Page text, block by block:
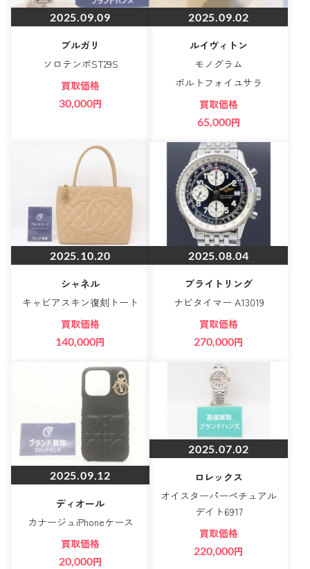
2025.09.09
ブルガリ
ソロテンポST29S
買取価格
30,000円
2025.09.02
ルイヴィトン
モノグラム
ポルトフォイユサラ
買取価格
65,000円
2025.10.20
シャネル
キャビアスキン復刻トート
買取価格
140,000円
2025.08.04
ブライトリング
ナビタイマー A13019
買取価格
270,000円
2025.09.12
ディオール
カナージュiPhoneケース
買取価格
20,000円
2025.07.02
ロレックス
オイスターパーペチュアル
デイト6917
買取価格
220,000円